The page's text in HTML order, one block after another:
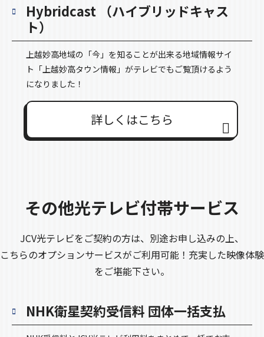
Hybridcast （ハイブリッドキャス
ト）
上越妙高地域の「今」を知ることが出来る地域情報サイ
ト「上越妙高タウン情報」がテレビでもご覧頂けるよう
になりました！
詳しくはこちら
その他光テレビ付帯サービス
JCV光テレビをご契約の方は、別途お申し込みの上、
こちらのオプションサービスがご利用可能！充実した映像体験
をご堪能下さい。
NHK衛星契約受信料 団体一括支払